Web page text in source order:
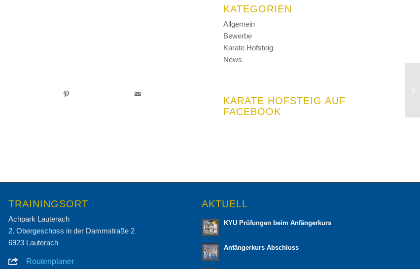
KATEGORIEN
Allgemein
Bewerbe
Karate Hofsteig
News
KARATE HOFSTEIG AUF
FACEBOOK
TRAININGSORT
Achpark Lauterach
2. Obergeschoss in der Dammstraße 2
6923 Lauterach
Routenplaner
AKTUELL
KYU Prüfungen beim Anfängerkurs
Anfängerkurs Abschluss